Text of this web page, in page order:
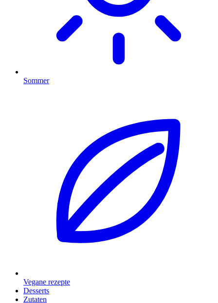
Sommer
Vegane rezepte
Desserts
Zutaten